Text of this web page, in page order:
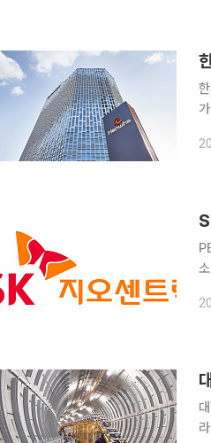
소
라